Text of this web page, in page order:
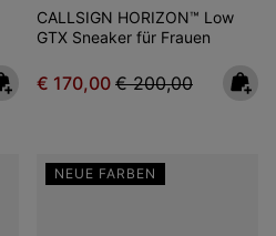
CALLSIGN HORIZON™ Low
GTX Sneaker für Frauen
Sale price:
€ 170,00 Regular price:
€ 200,00
NEUE FARBEN